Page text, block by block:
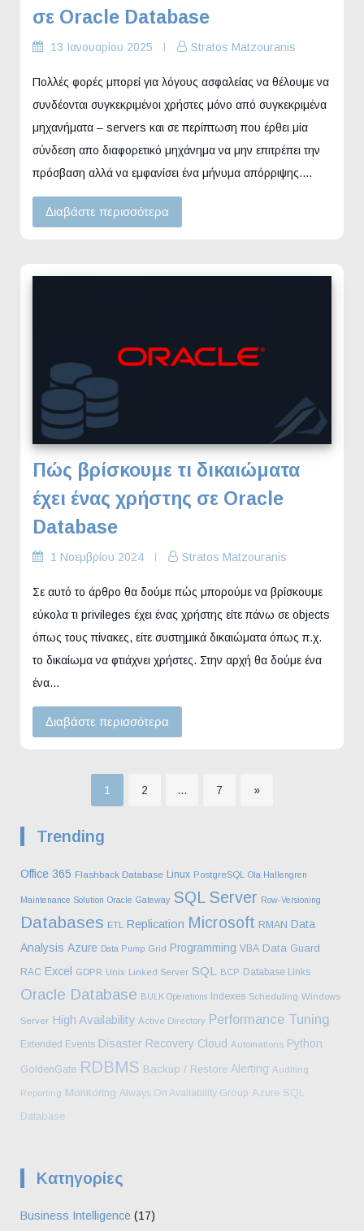
σε Oracle Database
13 Ιανουαρίου 2025 Stratos Matzouranis
Πολλές φορές μπορεί για λόγους ασφαλείας να θέλουμε να
συνδέονται συγκεκριμένοι χρήστες μόνο από συγκεκριμένα
μηχανήματα – servers και σε περίπτωση που έρθει μία
σύνδεση απο διαφορετικό μηχάνημα να μην επιτρέπει την
πρόσβαση αλλά να εμφανίσει ένα μήνυμα απόρριψης.…
Διαβάστε περισσότερα
Πώς βρίσκουμε τι δικαιώματα
έχει ένας χρήστης σε Oracle
Database
1 Νοεμβρίου 2024 Stratos Matzouranis
Σε αυτό το άρθρο θα δούμε πώς μπορούμε να βρίσκουμε
εύκολα τι privileges έχει ένας χρήστης είτε πάνω σε objects
όπως τους πίνακες, είτε συστημικά δικαιώματα όπως π.χ.
το δικαίωμα να φτιάχνει χρήστες. Στην αρχή θα δούμε ένα
ένα…
Διαβάστε περισσότερα
Σελιδοποίηση
άρθρων
Σελίδα
1 Σελίδα
2 … Σελίδα
7 »
Trending
Office 365 Flashback Database Linux PostgreSQL Ola Hallengren
Maintenance Solution Oracle Gateway SQL Server Row-Versioning
Databases ETL Replication Microsoft RMAN Data
Analysis Azure Data Pump Grid Programming VBA Data Guard
RAC Excel GDPR Unix Linked Server SQL BCP Database Links
Oracle Database BULK Operations Indexes Scheduling Windows
Server High Availability Active Directory Performance Tuning
Extended Events Disaster Recovery Cloud Automations Python
GoldenGate RDBMS Backup / Restore Alerting Auditing
Reporting Monitoring Always On Availability Group Azure SQL
Database
Kατηγορίες
Business Intelligence (17)